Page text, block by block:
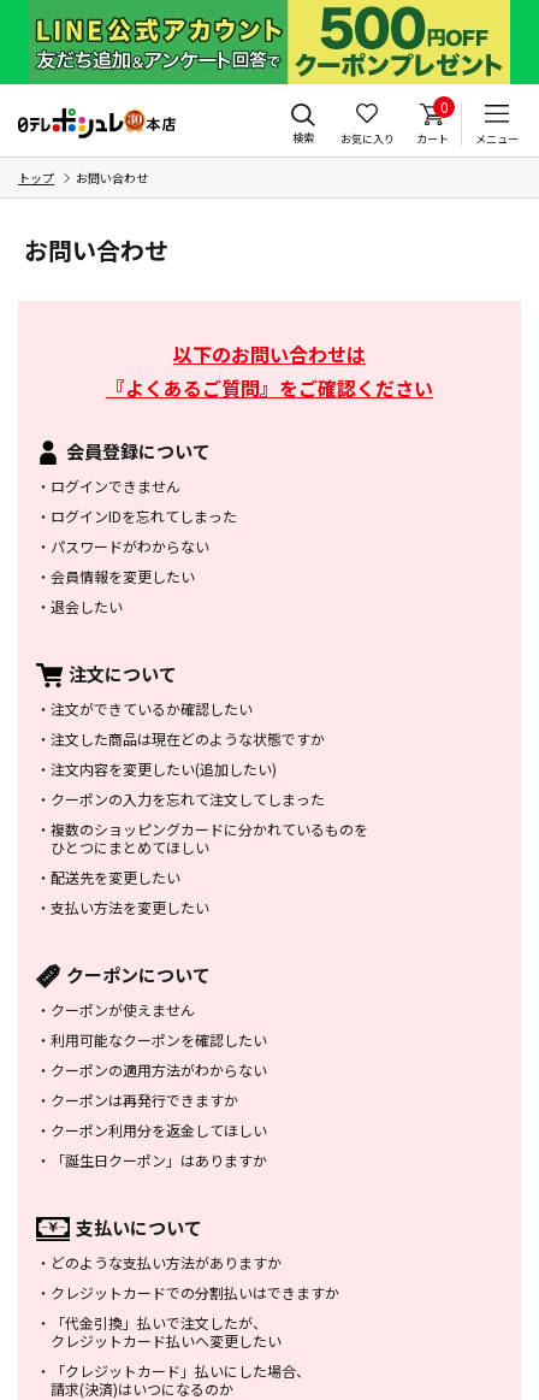
検索 お気に入り
0
カート メニュー
トップ お問い合わせ
お問い合わせ
以下のお問い合わせは
『よくあるご質問』をご確認ください
会員登録について
・ ログインできません
・ ログインIDを忘れてしまった
・ パスワードがわからない
・ 会員情報を変更したい
・ 退会したい
注文について
・ 注文ができているか確認したい
・ 注文した商品は現在どのような状態ですか
・ 注文内容を変更したい(追加したい)
・ クーポンの入力を忘れて注文してしまった
・ 複数のショッピングカードに分かれているものを
ひとつにまとめてほしい
・ 配送先を変更したい
・ 支払い方法を変更したい
クーポンについて
・ クーポンが使えません
・ 利用可能なクーポンを確認したい
・ クーポンの適用方法がわからない
・ クーポンは再発行できますか
・ クーポン利用分を返金してほしい
・
「誕生日クーポン」はありますか
支払いについて
・ どのような支払い方法がありますか
・ クレジットカードでの分割払いはできますか
・
「代金引換」払いで注文したが、
クレジットカード払いへ変更したい
・
「クレジットカード」払いにした場合、
請求(決済)はいつになるのか